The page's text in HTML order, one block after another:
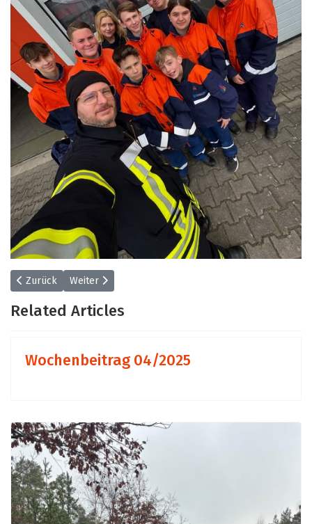
Vorheriger Beitrag: Wochenbeitrag 15/2025
Zurück Nächster Beitrag: Wochenbeitrag 13/2025
Weiter
Related Articles
Wochenbeitrag 04/2025